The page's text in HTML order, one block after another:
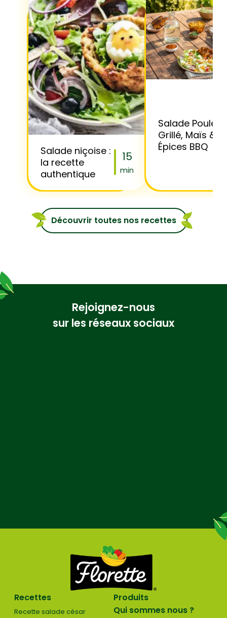
Salade niçoise :
la recette
authentique
15
min
Salade Poulet
Grillé, Maïs &
Épices BBQ
Découvrir toutes nos recettes
Rejoignez-nous
sur les réseaux sociaux
Recettes
Recette salade césar
Produits
Qui sommes nous ?